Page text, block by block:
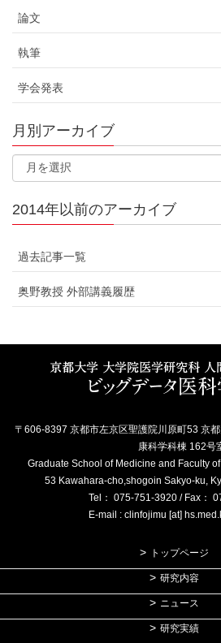
論文
執筆
学会発表
月別アーカイブ
2014年以前のアーカイブ
過去記事一覧
奥野教授 外部講義履歴
〒606-8397 京都市左京区聖護院川原町53 京
康科学科棟 162号
Graduate School of Medicine and Faculty
53 Kawahara-cho,shogoin Sakyo-ku,
Tel： 075-751-3920 / Fax：
E-mail : clinfojimu [at]
トップページ
研究内容
ニュース
研究実績